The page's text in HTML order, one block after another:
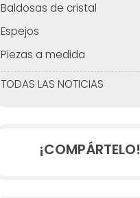
TODAS LAS NOTICIAS
Baldosas de cristal
Espejos
Piezas a medida
¡COMPÁRTELO!